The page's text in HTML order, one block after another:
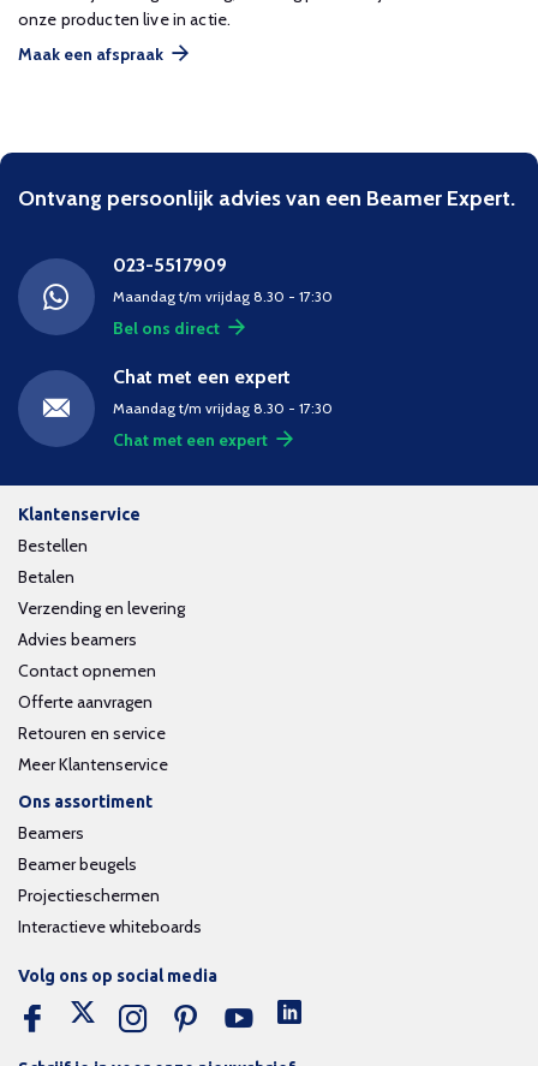
onze producten live in actie.
Maak een afspraak
Ontvang persoonlijk advies van een Beamer Expert.
023-5517909
Maandag t/m vrijdag 8.30 - 17:30
Bel ons direct
Chat met een expert
Maandag t/m vrijdag 8.30 - 17:30
Chat met een expert
Klantenservice
Bestellen
Betalen
Verzending en levering
Advies beamers
Contact opnemen
Offerte aanvragen
Retouren en service
Meer Klantenservice
Ons assortiment
Beamers
Beamer beugels
Projectieschermen
Interactieve whiteboards
Volg ons op social media